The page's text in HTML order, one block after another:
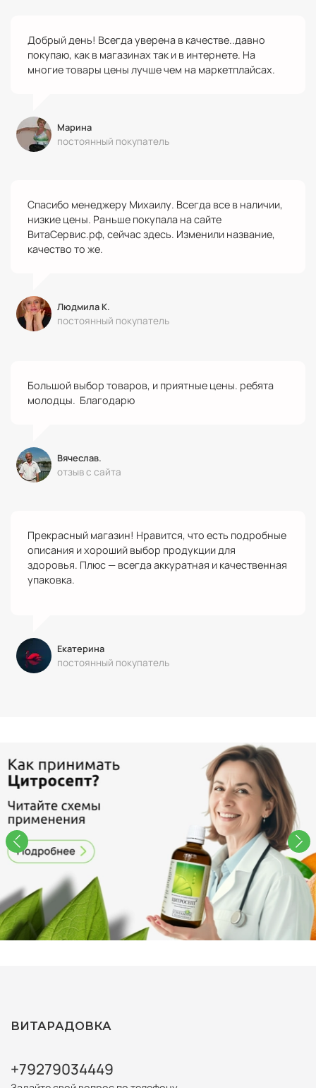
Добрый день! Всегда уверена в качестве..давно
покупаю, как в магазинах так и в интернете. На
многие товары цены лучше чем на маркетплайсах.
Марина
постоянный покупатель
Спасибо менеджеру Михаилу. Всегда все в наличии,
низкие цены. Раньше покупала на сайте
ВитаСервис.рф, сейчас здесь. Изменили название,
качество то же.
Людмила К.
постоянный покупатель
Большой выбор товаров, и приятные цены. ребята
молодцы. Благодарю
Вячеслав.
отзыв с сайта
Прекрасный магазин! Нравится, что есть подробные
описания и хороший выбор продукции для
здоровья. Плюс — всегда аккуратная и качественная
упаковка.
Екатерина
постоянный покупатель
ВИТАРАДОВКА
+79279034449